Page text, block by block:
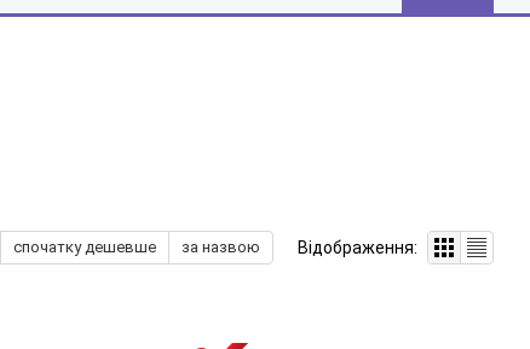
спочатку дешевше за назвою Відображення: